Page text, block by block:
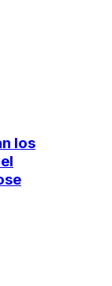
los